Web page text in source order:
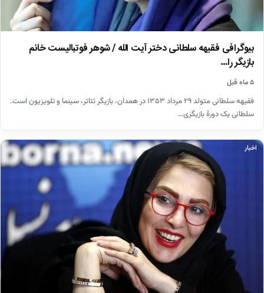
بیوگرافی فقیهه سلطانی دختر آیت الله / شوهر فوتبالیست خانم
بازیگر را…
۵ ماه قبل
فقیهه سلطانی متولد ۲۹ مرداد ۱۳۵۳ در همدان، بازیگر تئاتر، سینما و تلویزیون است.
سلطانی یک دورهٔ بازیگری…
اخبار